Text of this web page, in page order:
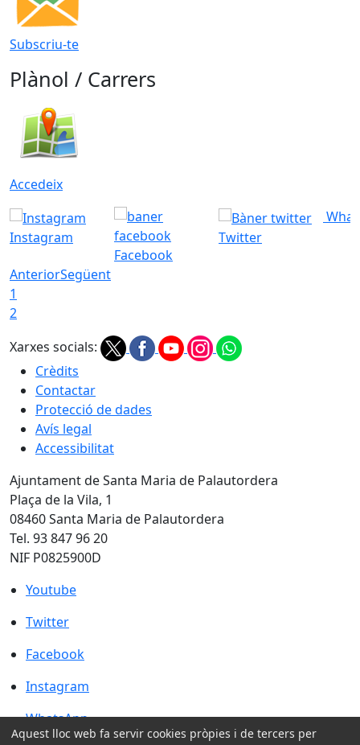
Subscriu-te
Plànol / Carrers
Accedeix
Instagram
Facebook
Twitter
AnteriorSegüent
1
2
Xarxes socials:
Crèdits
Contactar
Protecció de dades
Avís legal
Accessibilitat
Ajuntament de Santa Maria de Palautordera
Plaça de la Vila, 1
08460 Santa Maria de Palautordera
Tel. 93 847 96 20
NIF P0825900D
Youtube
Youtube
Twitter
Twitter
Facebook
Facebook
Instagram
Instagram
WhatsApp
WhatsApp
Aquest lloc web fa servir cookies pròpies i de tercers per